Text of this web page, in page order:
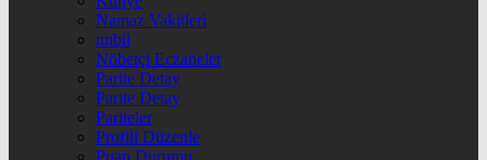
Namaz Vakitleri
nnbil
Nöbetçi Eczaneler
Parite Detay
Parite Detay
Pariteler
Profili Düzenle